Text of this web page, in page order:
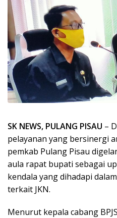
SK NEWS, PULANG PISAU –
pelayanan yang bersinergi
pemkab Pulang Pisau
aula rapat bupati sebagai
kendala yang dihadapi
terkait JKN.
Menurut kepala cabang